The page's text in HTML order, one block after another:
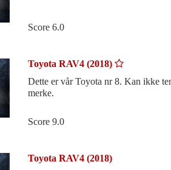
Score 6.0
Toyota RAV4 (2018)
Dette er vår Toyota nr 8. Kan ikke tenke meg og bytte bil
merke.
Score 9.0
Toyota RAV4 (2018)